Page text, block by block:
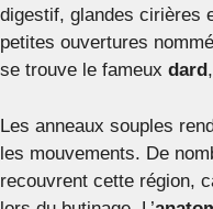
digestif, glandes cirières
petites ouvertures
se trouve le fameux dard
Les anneaux souples
les mouvements. De
recouvrent cette région,